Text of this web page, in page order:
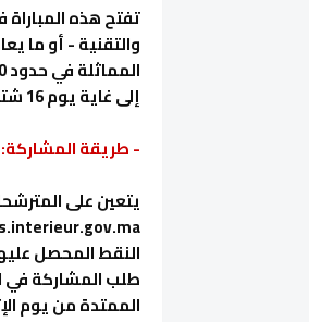
تفتح هذه
والتقنية - أو ما
إلى غاية يوم 16 شتنبر 2019 بالنسبة لغير الموظفين.
- طريقة المشاركة:
يتعين على
النقط المحصل
طلب المشاركة في
الممتدة من يوم الإثنين 29 أبريل إلى حدود الساعة الثالثة زوالا من